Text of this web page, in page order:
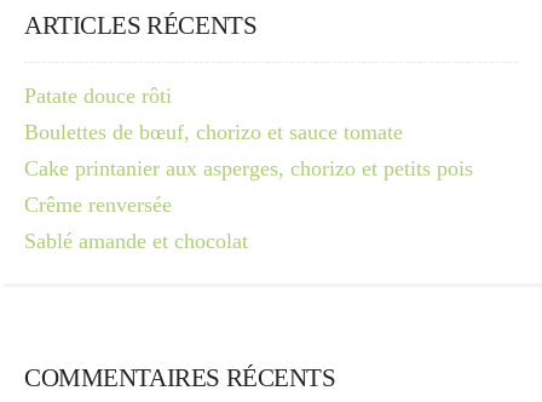
ARTICLES RÉCENTS
Patate douce rôti
Boulettes de bœuf, chorizo et sauce tomate
Cake printanier aux asperges, chorizo et petits pois
Crême renversée
Sablé amande et chocolat
COMMENTAIRES RÉCENTS